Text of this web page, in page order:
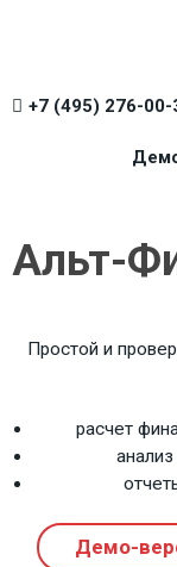
+7 (495) 276-00-
Альт-
Простой и
расчет
Демо-